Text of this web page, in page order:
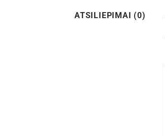
ATSILIEPIMAI (0)